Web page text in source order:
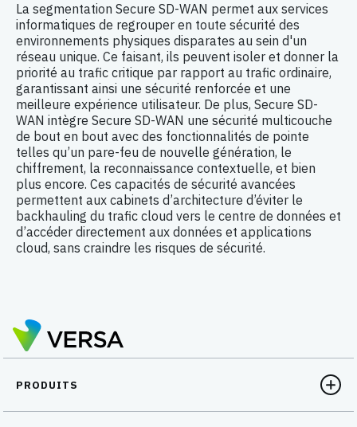
La segmentation Secure SD-WAN permet aux services
informatiques de regrouper en toute sécurité des
environnements physiques disparates au sein d'un
réseau unique. Ce faisant, ils peuvent isoler et donner la
priorité au trafic critique par rapport au trafic ordinaire,
garantissant ainsi une sécurité renforcée et une
meilleure expérience utilisateur. De plus, Secure SD-
WAN intègre Secure SD-WAN une sécurité multicouche
de bout en bout avec des fonctionnalités de pointe
telles qu’un pare-feu de nouvelle génération, le
chiffrement, la reconnaissance contextuelle, et bien
plus encore. Ces capacités de sécurité avancées
permettent aux cabinets d’architecture d’éviter le
backhauling du trafic cloud vers le centre de données et
d’accéder directement aux données et applications
cloud, sans craindre les risques de sécurité.
PRODUITS